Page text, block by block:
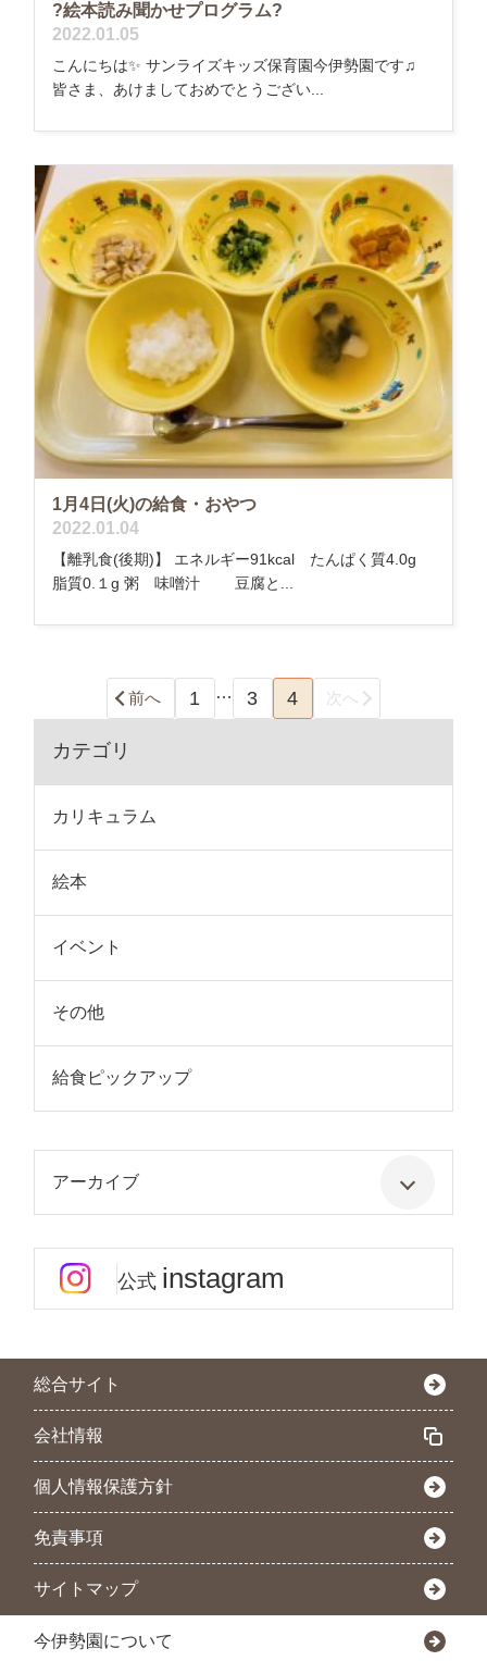
?絵本読み聞かせプログラム?
2022.01.05
こんにちは✨ サンライズキッズ保育園今伊勢園です♫
皆さま、あけましておめでとうござい...
1月4日(火)の給食・おやつ
2022.01.04
【離乳食(後期)】 エネルギー91kcal たんぱく質4.0g
脂質0.１g 粥 味噌汁 豆腐と...
前へ 1 … 3 4 次へ
カテゴリ
カリキュラム
絵本
イベント
その他
給食ピックアップ
アーカイブ
公式 instagram
総合サイト
会社情報
個人情報保護方針
免責事項
サイトマップ
今伊勢園について